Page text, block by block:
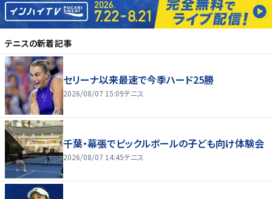
テニスの新着記事
セリーナ以来最速で今季ハード25勝
2026/08/07 15:09テニス
千葉・幕張でピックルボールの子ども向け体験会
2026/08/07 14:45テニス